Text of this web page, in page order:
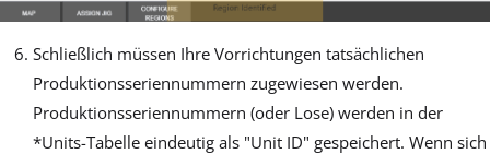
Schließlich müssen Ihre Vorrichtungen tatsächlichen
Produktionsseriennummern zugewiesen werden.
Produktionsseriennummern (oder Lose) werden in der
*Units-Tabelle eindeutig als "Unit ID" gespeichert. Wenn sich